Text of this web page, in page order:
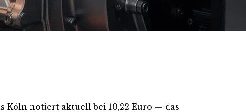
Köln notiert aktuell bei 10,22 Euro — das